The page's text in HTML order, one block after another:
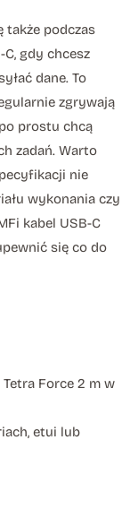
także podczas
gdy chcesz
dane. To
zgrywają
prostu chcą
zadań. Warto
nie
wykonania czy
kabel USB-C
się co do
Tetra Force 2 m w
etui lub